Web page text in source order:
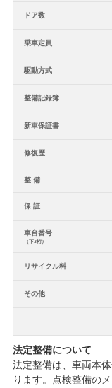
ドア数
乗車定員
駆動方式
整備記録簿
新車保証書
修復歴
整 備
保 証
車台番号
（下3桁）
リサイクル料
その他
法定整備について
法定整備は、車両本
ります。点検整備の